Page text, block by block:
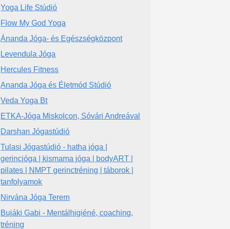
Yoga Life Stúdió
Flow My God Yoga
Ánanda Jóga- és Egészségközpont
Levendula Jóga
Hercules Fitness
Ananda Jóga és Életmód Stúdió
Veda Yoga Bt
ETKA-Jóga Miskolcon, Sóvári Andreával
Darshan Jógastúdió
Tulasi Jógastúdió - hatha jóga |
gerincjóga | kismama jóga | bodyART |
pilates | NMPT gerinctréning | táborok |
tanfolyamok
Nirvána Jóga Terem
Bujáki Gabi - Mentálhigiéné, coaching,
tréning